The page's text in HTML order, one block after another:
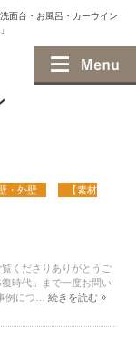
面台・お風呂・ カーウイン
・外壁
【素材
くださりありがとうご
時代」まで一度お問い
例につ…続きを読む »